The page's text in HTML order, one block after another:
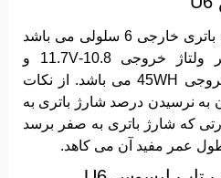
باطری ایسوس مدل U6 یک باتری خارجی 6 سلولی می باشد
که شامل مشخصاتی نظیر ولتاژ خروجی 10.8-11.7V و
ظرفیت 4000MA و توان خروجی 45WH می باشد. از نکات
به نرسیدن درصد شارژ باتری به
که شارژ باتری به صفر برسد
عمر مفید آن می کاهد.